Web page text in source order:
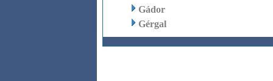
Gádor
Gérgal